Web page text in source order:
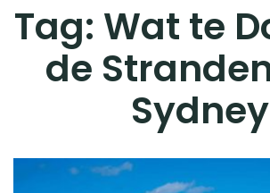
Tag: Wat te
de
Sydney